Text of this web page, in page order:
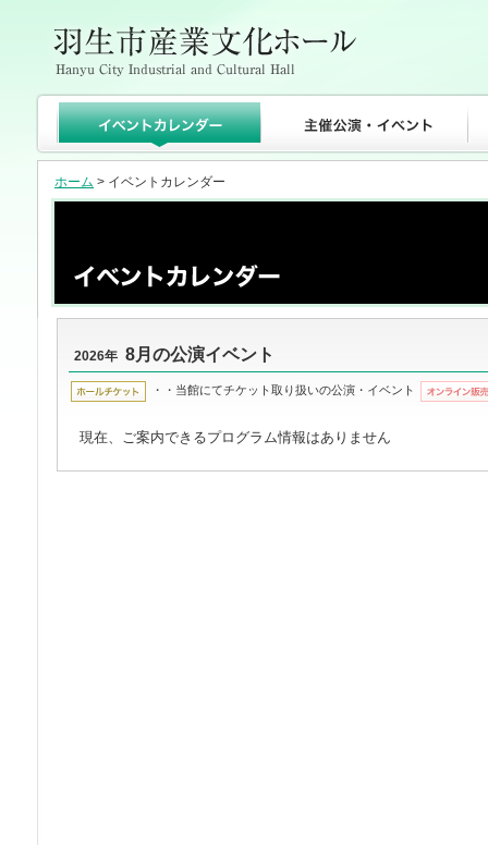
ホーム > イベントカレンダー
2026年 8月の公演イベント
・・当館にてチケット取り扱いの公演・イベント
現在、ご案内できるプログラム情報はありません